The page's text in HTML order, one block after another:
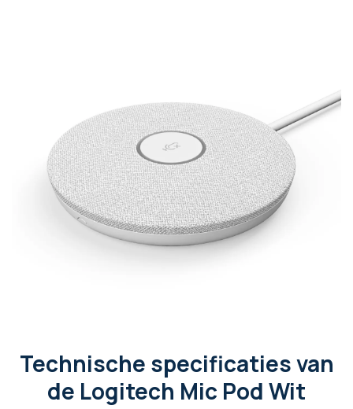
Technische specificaties van
de Logitech Mic Pod Wit